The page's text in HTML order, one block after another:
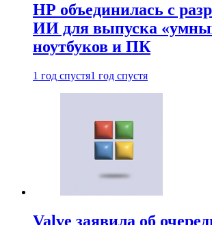
HP объединилась с
ИИ для выпуска
ноутбуков и ПК
1 год спустя1 год спустя
Valve заявила об